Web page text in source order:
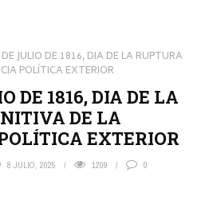
JULIO DE 1816, DIA DE LA RUPTURA
POLÍTICA EXTERIOR
DE 1816, DIA DE LA
DE LA
EXTERIOR
8 JULIO, 2025 1209 0